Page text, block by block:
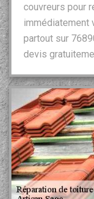
couvreurs pour
immédiatement
partout sur
devis